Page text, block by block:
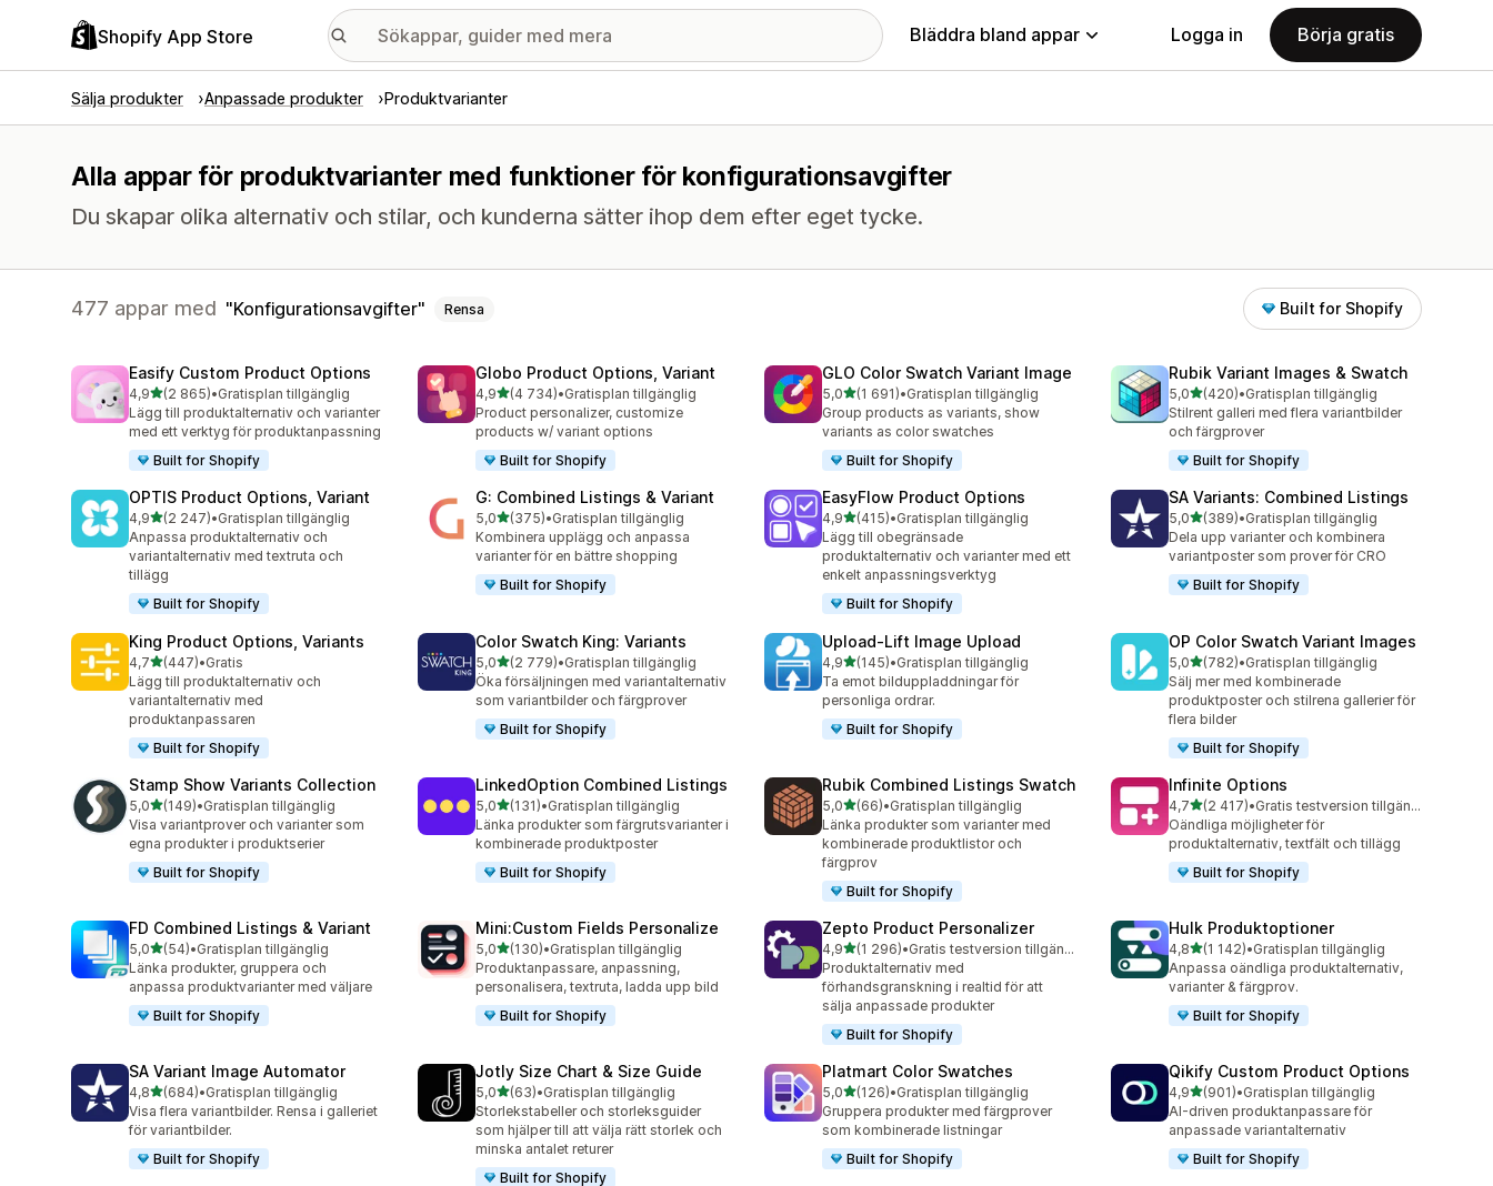
Shopify App Store Bläddra bland appar Logga in Börja gratis
Sälja produkter Anpassade produkter Produktvarianter
Alla appar för produktvarianter med funktioner för konfigurationsavgifter
Du skapar olika alternativ och stilar, och kunderna sätter ihop dem efter eget tycke.
477 appar med Konfigurationsavgifter Rensa Built for Shopify
Easify Custom Product Options
4,9av 5 stjärnor
(2 865)
2865 recensioner totalt
•Gratisplan tillgänglig
Lägg till produktalternativ och varianter
med ett verktyg för produktanpassning
Built for Shopify
Globo Product Options, Variant
4,9av 5 stjärnor
(4 734)
4734 recensioner totalt
•Gratisplan tillgänglig
Product personalizer, customize
products w/ variant options
Built for Shopify
GLO Color Swatch Variant Image
5,0av 5 stjärnor
(1 691)
1691 recensioner totalt
•Gratisplan tillgänglig
Group products as variants, show
variants as color swatches
Built for Shopify
Rubik Variant Images & Swatch
5,0av 5 stjärnor
(420)
420 recensioner totalt
•Gratisplan tillgänglig
Stilrent galleri med flera variantbilder
och färgprover
Built for Shopify
OPTIS Product Options, Variant
4,9av 5 stjärnor
(2 247)
2247 recensioner totalt
•Gratisplan tillgänglig
Anpassa produktalternativ och
variantalternativ med textruta och
tillägg
Built for Shopify
G: Combined Listings & Variant
5,0av 5 stjärnor
(375)
375 recensioner totalt
•Gratisplan tillgänglig
Kombinera upplägg och anpassa
varianter för en bättre shopping
Built for Shopify
EasyFlow Product Options
4,9av 5 stjärnor
(415)
415 recensioner totalt
•Gratisplan tillgänglig
Lägg till obegränsade
produktalternativ och varianter med ett
enkelt anpassningsverktyg
Built for Shopify
SA Variants: Combined Listings
5,0av 5 stjärnor
(389)
389 recensioner totalt
•Gratisplan tillgänglig
Dela upp varianter och kombinera
variantposter som prover för CRO
Built for Shopify
King Product Options, Variants
4,7av 5 stjärnor
(447)
447 recensioner totalt
•Gratis
Lägg till produktalternativ och
variantalternativ med
produktanpassaren
Built for Shopify
Color Swatch King: Variants
5,0av 5 stjärnor
(2 779)
2779 recensioner totalt
•Gratisplan tillgänglig
Öka försäljningen med variantalternativ
som variantbilder och färgprover
Built for Shopify
Upload‑Lift Image Upload
4,9av 5 stjärnor
(145)
145 recensioner totalt
•Gratisplan tillgänglig
Ta emot bilduppladdningar för
personliga ordrar.
Built for Shopify
OP Color Swatch Variant Images
5,0av 5 stjärnor
(782)
782 recensioner totalt
•Gratisplan tillgänglig
Sälj mer med kombinerade
produktposter och stilrena gallerier för
flera bilder
Built for Shopify
Stamp Show Variants Collection
5,0av 5 stjärnor
(149)
149 recensioner totalt
•Gratisplan tillgänglig
Visa variantprover och varianter som
egna produkter i produktserier
Built for Shopify
LinkedOption Combined Listings
5,0av 5 stjärnor
(131)
131 recensioner totalt
•Gratisplan tillgänglig
Länka produkter som färgrutsvarianter i
kombinerade produktposter
Built for Shopify
Rubik Combined Listings Swatch
5,0av 5 stjärnor
(66)
66 recensioner totalt
•Gratisplan tillgänglig
Länka produkter som varianter med
kombinerade produktlistor och
färgprov
Built for Shopify
Infinite Options
4,7av 5 stjärnor
(2 417)
2417 recensioner totalt
•
Gratis testversion tillgänglig
Oändliga möjligheter för
produktalternativ, textfält och tillägg
Built for Shopify
FD Combined Listings & Variant
5,0av 5 stjärnor
(54)
54 recensioner totalt
•Gratisplan tillgänglig
Länka produkter, gruppera och
anpassa produktvarianter med väljare
Built for Shopify
Mini:Custom Fields Personalize
5,0av 5 stjärnor
(130)
130 recensioner totalt
•Gratisplan tillgänglig
Produktanpassare, anpassning,
personalisera, textruta, ladda upp bild
Built for Shopify
Zepto Product Personalizer
4,9av 5 stjärnor
(1 296)
1296 recensioner totalt
•
Gratis testversion tillgänglig
Produktalternativ med
förhandsgranskning i realtid för att
sälja anpassade produkter
Built for Shopify
Hulk Produktoptioner
4,8av 5 stjärnor
(1 142)
1142 recensioner totalt
•Gratisplan tillgänglig
Anpassa oändliga produktalternativ,
varianter & färgprov.
Built for Shopify
SA Variant Image Automator
4,8av 5 stjärnor
(684)
684 recensioner totalt
•Gratisplan tillgänglig
Visa flera variantbilder. Rensa i galleriet
för variantbilder.
Built for Shopify
Jotly Size Chart & Size Guide
5,0av 5 stjärnor
(63)
63 recensioner totalt
•Gratisplan tillgänglig
Storlekstabeller och storleksguider
som hjälper till att välja rätt storlek och
minska antalet returer
Built for Shopify
Platmart Color Swatches
5,0av 5 stjärnor
(126)
126 recensioner totalt
•Gratisplan tillgänglig
Gruppera produkter med färgprover
som kombinerade listningar
Built for Shopify
Qikify Custom Product Options
4,9av 5 stjärnor
(901)
901 recensioner totalt
•Gratisplan tillgänglig
AI-driven produktanpassare för
anpassade variantalternativ
Built for Shopify